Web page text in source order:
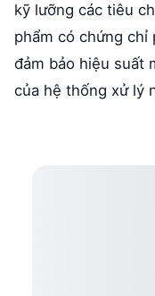
kỹ lưỡng các tiêu
phẩm có chứng
đảm bảo hiệu suất
của hệ thống xử lý